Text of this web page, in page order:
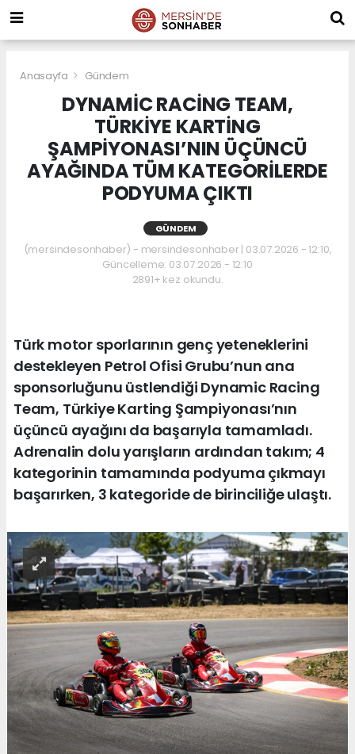
Anasayfa Gündem
DYNAMİC RACİNG TEAM,
TÜRKİYE KARTİNG
ŞAMPİYONASI’NIN ÜÇÜNCÜ
AYAĞINDA TÜM KATEGORİLERDE
PODYUMA ÇIKTI
GÜNDEM
(mersindesonhaber) - mersindesonhaber | 03.07.2026 - 12:10,
Güncelleme: 03.07.2026 - 12:10
2891+ kez okundu.
Türk motor sporlarının genç yeteneklerini
destekleyen Petrol Ofisi Grubu’nun ana
sponsorluğunu üstlendiği Dynamic Racing
Team, Türkiye Karting Şampiyonası’nın
üçüncü ayağını da başarıyla tamamladı.
Adrenalin dolu yarışların ardından takım; 4
kategorinin tamamında podyuma çıkmayı
başarırken, 3 kategoride de birinciliğe ulaştı.